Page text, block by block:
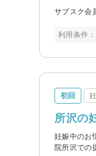
サブスク会
利用条件
初回
所沢の
妊娠中のお
院所沢での